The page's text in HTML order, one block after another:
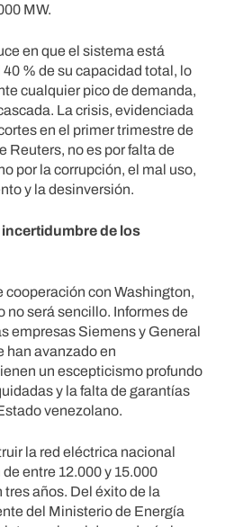
MW.
en que el sistema está
% de su capacidad total, lo
cualquier pico de demanda,
La crisis, evidenciada
en el primer trimestre de
Reuters, no es por falta de
por la corrupción, el mal uso,
y la desinversión.
de los
cooperación con Washington,
no será sencillo. Informes de
empresas Siemens y General
han avanzado en
un escepticismo profundo
y la falta de garantías
venezolano.
la red eléctrica nacional
entre 12.000 y 15.000
años. Del éxito de la
del Ministerio de Energía